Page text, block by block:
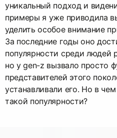
уникальный подход и
примеры я уже приводила
уделить особое внимание
За последние годы оно
популярности среди людей
но у gen-z вызвало просто
представителей этого
устанавливали его. Но в
такой популярности?